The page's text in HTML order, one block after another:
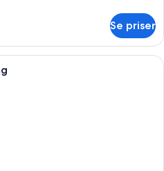
Se priser
Ett hotellrum med en stor säng, en